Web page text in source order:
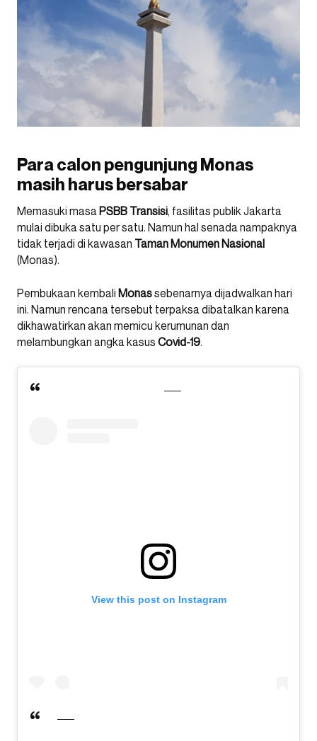
Para calon pengunjung Monas
masih harus bersabar
Memasuki masa PSBB Transisi, fasilitas publik Jakarta
mulai dibuka satu per satu. Namun hal senada nampaknya
tidak terjadi di kawasan Taman Monumen Nasional
(Monas).
Pembukaan kembali Monassebenarnya dijadwalkan hari
ini. Namun rencana tersebut terpaksa dibatalkan karena
dikhawatirkan akan memicu kerumunan dan
melambungkan angka kasus Covid-19.
View this post on Instagram